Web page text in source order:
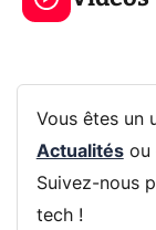
Vous êtes un
Actualitésou
Suivez-nous
tech !